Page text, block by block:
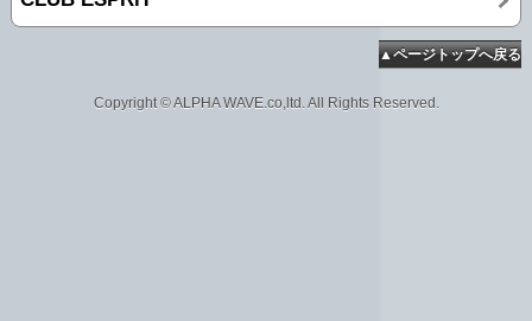
▲ページトップへ戻る
Copyright © ALPHA WAVE.co,ltd. All Rights Reserved.